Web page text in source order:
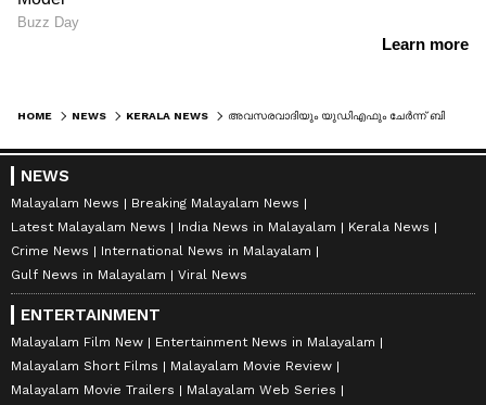
HOME NEWS KERALA NEWS
NEWS
Malayalam News
Breaking Malayalam News
Latest Malayalam News
India News in Malayalam
Kerala News
Crime News
International News in Malayalam
Gulf News in Malayalam
Viral News
ENTERTAINMENT
Malayalam Film New
Entertainment News in Malayalam
Malayalam Short Films
Malayalam Movie Review
Malayalam Movie Trailers
Malayalam Web Series